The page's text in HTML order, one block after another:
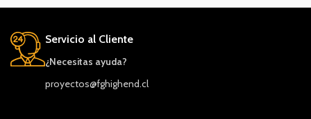
Servicio al Cliente
¿Necesitas ayuda?
proyectos@fghighend.cl